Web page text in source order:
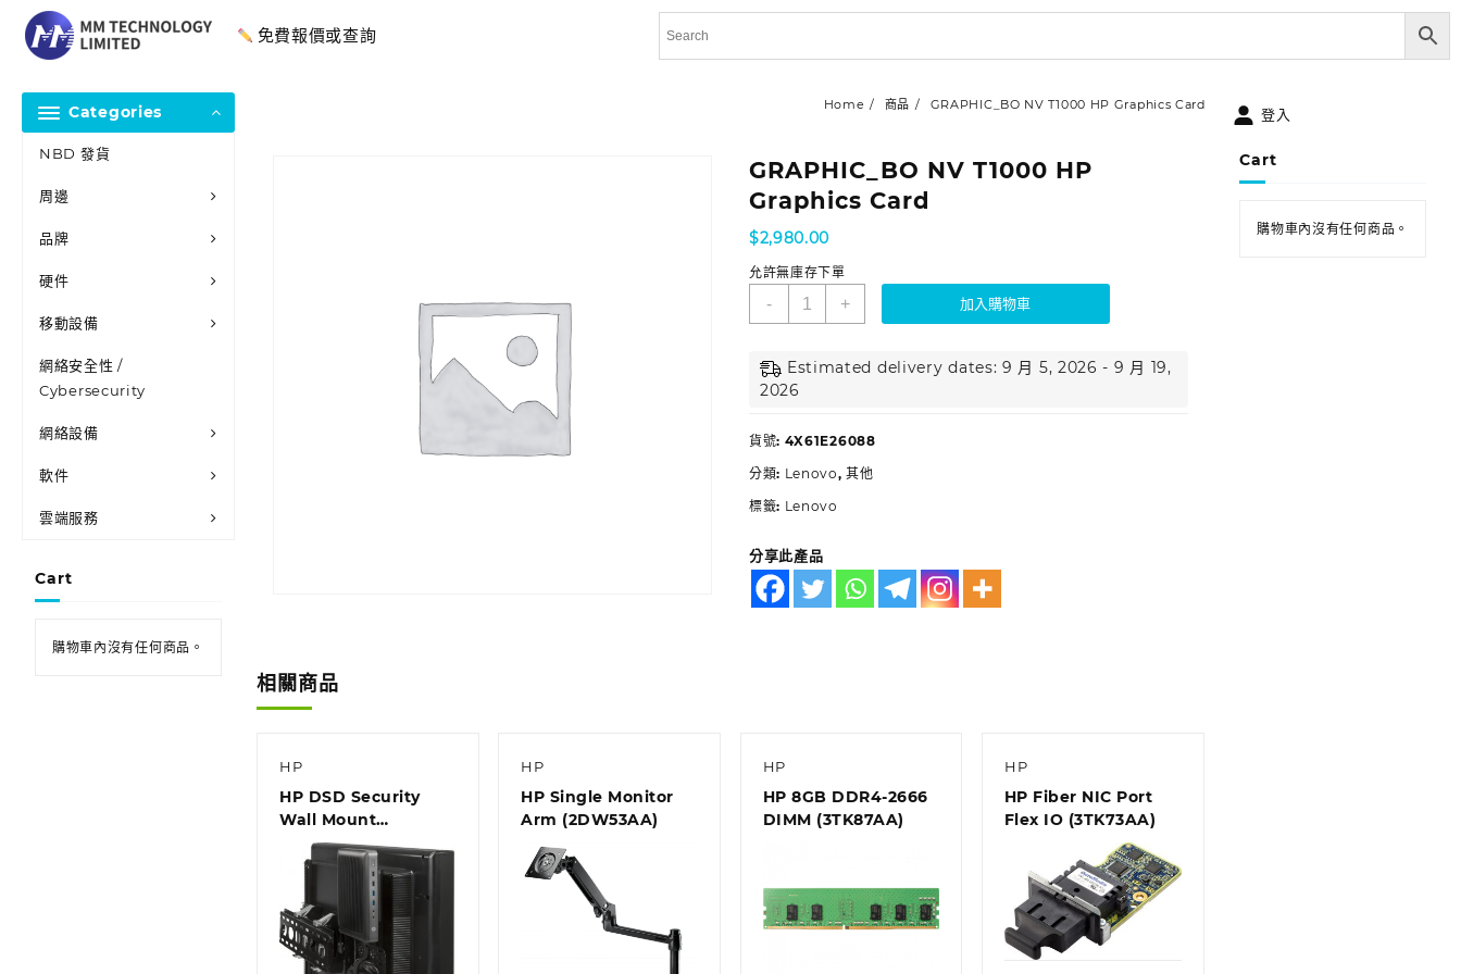
免費報價或查詢
Categories
NBD 發貨
周邊
品牌
硬件
移動設備
網絡安全性 /
Cybersecurity
網絡設備
軟件
雲端服務
Cart
購物車內沒有任何商品。
Home 商品 GRAPHIC_BO NV T1000 HP Graphics Card
GRAPHIC_BO NV T1000 HP
Graphics Card
$2,980.00
允許無庫存下單
- + 加入購物車
Estimated delivery dates: 9 月 5, 2026 - 9 月 19,
2026
貨號: 4X61E26088
分類: Lenovo,其他
標籤: Lenovo
分享此產品
相關商品
HP
HP DSD Security
Wall Mount
(Z2J20AA)
HP
HP Single Monitor
Arm (2DW53AA)
HP
HP 8GB DDR4-2666
DIMM (3TK87AA)
HP
HP Fiber NIC Port
Flex IO (3TK73AA)
登入
Cart
購物車內沒有任何商品。